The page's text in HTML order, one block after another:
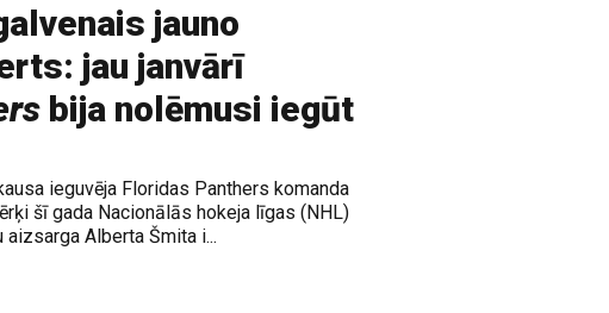
jauno
jau janvārī
bija nolēmusi iegūt
ieguvēja Floridas Panthers komanda
šī gada Nacionālās hokeja līgas (NHL)
Alberta Šmita i...